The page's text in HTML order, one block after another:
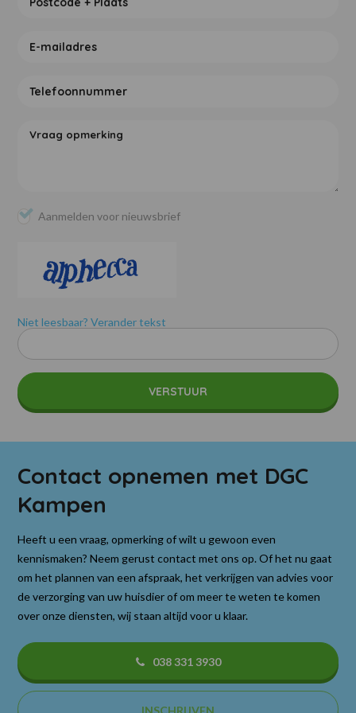
Aanmelden voor nieuwsbrief
Niet leesbaar? Verander tekst
Contact opnemen met DGC
Kampen
Heeft u een vraag, opmerking of wilt u gewoon even
kennismaken? Neem gerust contact met ons op. Of het nu gaat
om het plannen van een afspraak, het verkrijgen van advies voor
de verzorging van uw huisdier of om meer te weten te komen
over onze diensten, wij staan altijd voor u klaar.
038 331 3930
INSCHRIJVEN